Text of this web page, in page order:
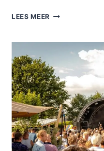
LEES MEER CUBAANSE
ESTUDIANTINA
ENSEMBLE